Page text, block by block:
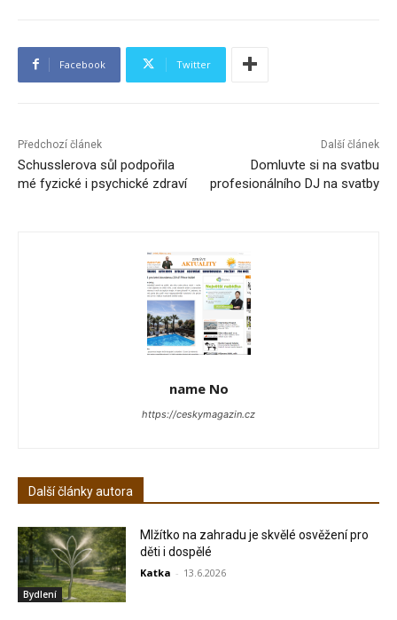
Facebook Twitter
Předchozí článek
Schusslerova sůl podpořila
mé fyzické i psychické zdraví
Další článek
Domluvte si na svatbu
profesionálního DJ na svatby
name No
https://ceskymagazin.cz
Další články autora
Bydlení
Mlžítko na zahradu je skvělé osvěžení pro
děti i dospělé
Katka - 13.6.2026